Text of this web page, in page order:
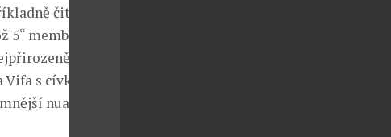
čitelné
membrána je
s cívkou
nuance